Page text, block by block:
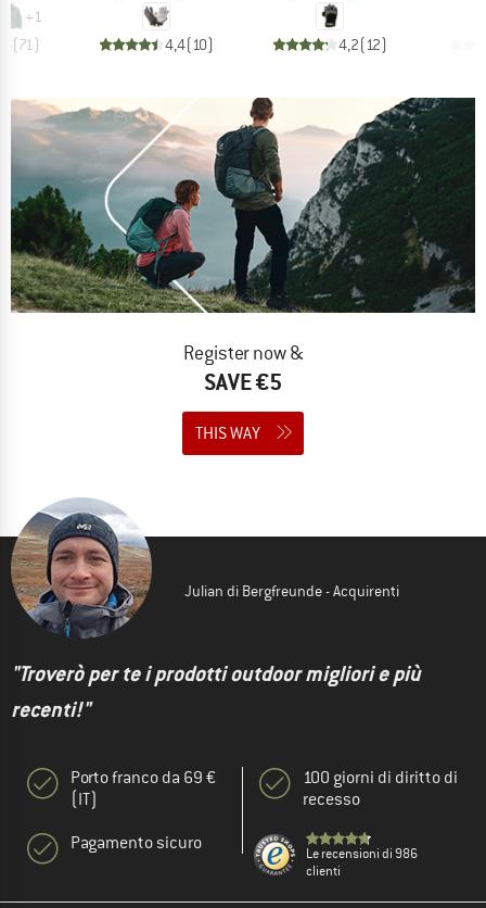
+1
(71) 4,4(10) 4,2(12)
Register now &
SAVE €5
THIS WAY
Julian di Bergfreunde - Acquirenti
"Troverò per te i prodotti outdoor migliori e più
recenti!"
Porto franco da 69 €
(IT)
Pagamento sicuro
100 giorni di diritto di
recesso
Le recensioni di 986
clienti